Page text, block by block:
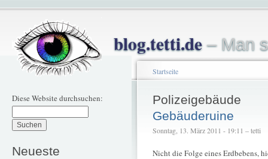
blog.tetti.de– Man
Diese Website durchsuchen:
Neueste
Startseite
Polizeigebäude
Gebäuderuine
Sonntag, 13. März 2011 - 19:11 – tetti
Nicht die Folge eines Erdbebens,